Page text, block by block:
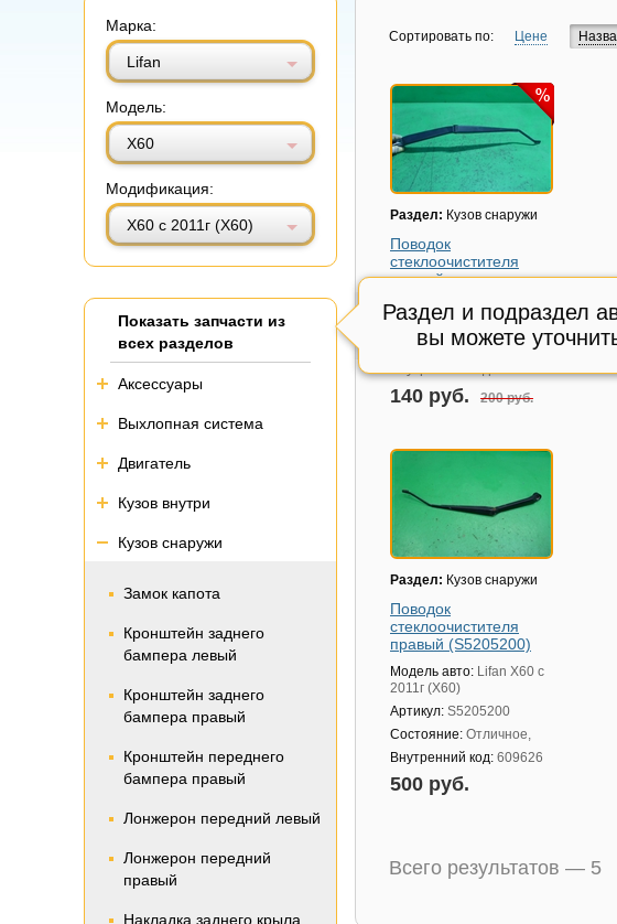
Марка:
Lifan
Модель:
Х60
Модификация:
X60 с 2011г (Х60)
Раздел и подраздел
вы можете
Показать запчасти из
всех разделов
Аксессуары
Выхлопная система
Двигатель
Кузов внутри
Кузов снаружи
Замок капота
Кронштейн заднего
бампера левый
Кронштейн заднего
бампера правый
Кронштейн переднего
бампера правый
Лонжерон передний левый
Лонжерон передний
правый
Накладка заднего крыла
Сортировать по: Цене
Раздел: Кузов снаружи
Поводок
стеклоочистителя
правый
Модель авто: Lifan X60 с
2011г (Х60)
Состояние:Отличное,
Внутренний код:411262
140 руб. 200 руб.
Раздел: Кузов снаружи
Поводок
стеклоочистителя
правый (S5205200)
Модель авто: Lifan X60 с
2011г (Х60)
Артикул: S5205200
Состояние: Отличное,
Внутренний код: 609626
500 руб.
Всего результатов — 5